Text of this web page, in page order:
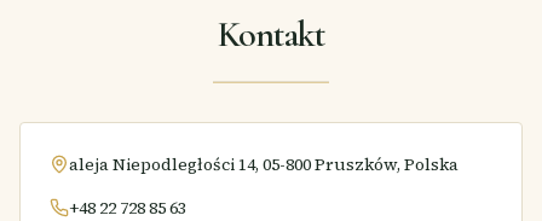
Kontakt
aleja Niepodległości 14, 05-800 Pruszków, Polska
+48 22 728 85 63